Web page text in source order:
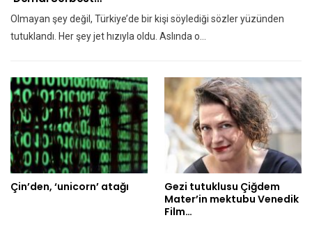
Olmayan şey değil, Türkiye’de bir kişi söylediği sözler yüzünden
tutuklandı. Her şey jet hızıyla oldu. Aslında o…
Çin’den, ‘unicorn’ atağı
Gezi tutuklusu Çiğdem
Mater’in mektubu Venedik
Film…